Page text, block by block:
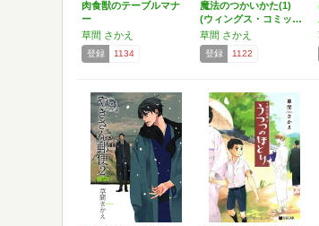
肉食獣のテーブルマナ
ー
草間 さかえ
登録 1134
魔法のつかいかた(1)
(ウィングス・コミッ…
草間 さかえ
登録 1122